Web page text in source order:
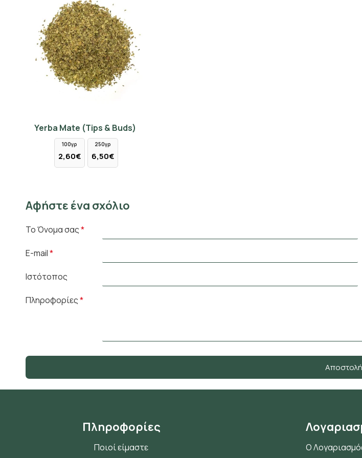
Yerba Mate (Tips & Buds)
100γρ
2,60€
250γρ
6,50€
Αφήστε ένα σχόλιο
Το Όνομα σας
E-mail
Ιστότοπος
Πληροφορίες
Αποστολή
Πληροφορίες
Ποιοί είμαστε
Ο